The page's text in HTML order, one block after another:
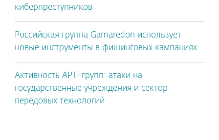
киберпреступников
Российская группа Gamaredon использует
новые инструменты в фишинговых кампаниях
Активность APT-групп: атаки на
государственные учреждения и сектор
передовых технологий